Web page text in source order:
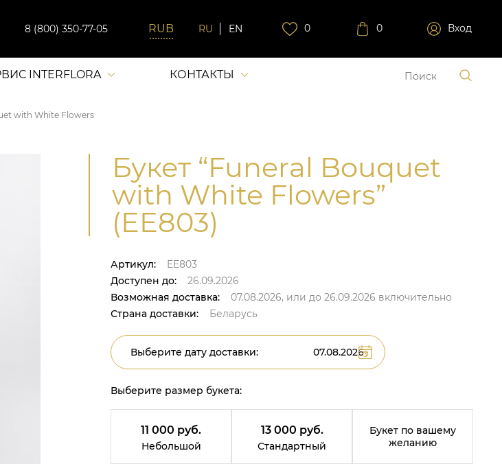
8 (800) 350-77-05 RU EN 0 0 Вход
INTERFLORA КОНТАКТЫ
with White Flowers
Букет “Funeral Bouquet
with White Flowers”
(EE803)
Артикул:
EE803
Доступен до:
26.09.2026
Возможная доставка:
07.08.2026, или до 26.09.2026 включительно
Страна доставки:
Беларусь
Выберите дату доставки:
Выберите размер букета:
11 000 руб.
Небольшой
13 000 руб.
Стандартный
Букет по вашему
желанию